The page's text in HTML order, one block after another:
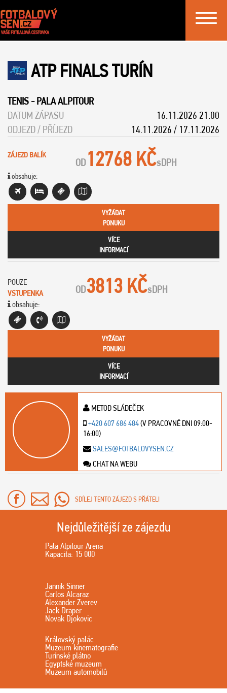
Toggle
ATP FINALS TURÍN
TENIS -PALA ALPITOUR
DATUM ZÁPASU
16.11.2026 21:00
ODJEZD / PŘÍJEZD
14.11.2026 / 17.11.2026
ZÁJEZD BALÍK
obsahuje:
OD 12768 KČsDPH
VYŽÁDAT
PONUKU
VÍCE
INFORMACÍ
POUZE
VSTUPENKA
obsahuje:
OD3813 KČsDPH
VYŽÁDAT
PONUKU
VÍCE
INFORMACÍ
METOD SLÁDEČEK
+420 607 686 484(V PRACOVNÉ DNI 09:00-
16:00)
SALES@FOTBALOVYSEN.CZ
CHAT NA WEBU
SDÍLEJ TENTO ZÁJEZD S PŘÁTELI
Nejdůležitější ze zájezdu
Pala Alpitour Arena
Kapacita: 15 000
Jannik Sinner
Carlos Alcaraz
Alexander Zverev
Jack Draper
Novak Djokovic
Královský palác
Muzeum kinematografie
Turínské plátno
Egyptské muzeum
Muzeum automobilů